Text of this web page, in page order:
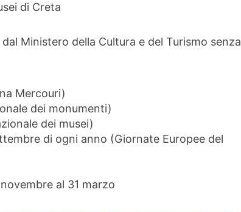
di Creta
Ministero della Cultura e del Turismo senza
Mercouri)
dei monumenti)
dei musei)
di ogni anno (Giornate Europee del
al 31 marzo